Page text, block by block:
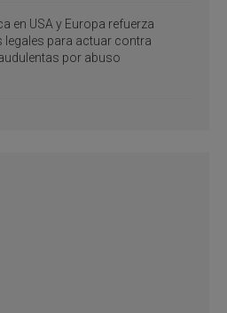
en USA y Europa refuerza
legales para actuar contra
por abuso